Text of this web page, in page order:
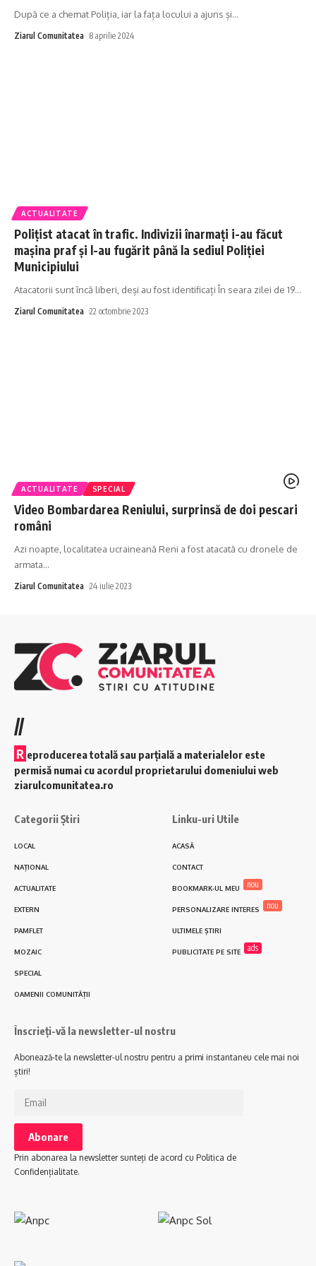
După ce a chemat Poliția, iar la fața locului a ajuns și…
Ziarul Comunitatea 8 aprilie 2024
ACTUALITATE
Polițist atacat în trafic. Indivizii înarmați i-au făcut
mașina praf și l-au fugărit până la sediul Poliției
Municipiului
Atacatorii sunt încă liberi, deși au fost identificați În seara zilei de 19…
Ziarul Comunitatea 22 octombrie 2023
ACTUALITATE SPECIAL
Video Bombardarea Reniului, surprinsă de doi pescari
români
Azi noapte, localitatea ucraineană Reni a fost atacată cu dronele de
armata…
Ziarul Comunitatea 24 iulie 2023
//
R eproducerea totală sau parțială a materialelor este
permisă numai cu acordul proprietarului domeniului web
ziarulcomunitatea.ro
Categorii Știri
LOCAL
NAȚIONAL
ACTUALITATE
EXTERN
PAMFLET
MOZAIC
SPECIAL
OAMENII COMUNITĂȚII
Linku-uri Utile
ACASĂ
CONTACT
BOOKMARK-UL MEU nou
PERSONALIZARE INTERES nou
ULTIMELE ȘTIRI
PUBLICITATE PE SITE ads
Înscrieți-vă la newsletter-ul nostru
Abonează-te la newsletter-ul nostru pentru a primi instantaneu cele mai noi
știri!
Prin abonarea la newsletter sunteți de acord cu Politica de
Confidențialitate.